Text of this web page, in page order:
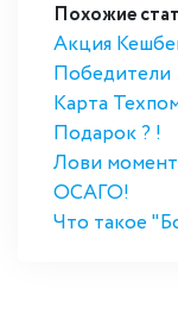
Похожие
Акция
Победители
Карта
Подарок ? !
Лови
ОСАГО!
Что такое